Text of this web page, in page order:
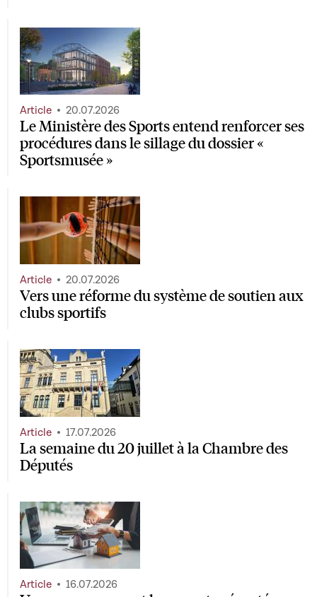
Le Ministère des Sports entend renforcer ses
procédures dans le sillage du dossier «
Sportsmusée »
Article 20.07.2026
Vers une réforme du système de soutien aux
clubs sportifs
Article 20.07.2026
La semaine du 20 juillet à la Chambre des
Députés
Article 17.07.2026
Article 16.07.2026